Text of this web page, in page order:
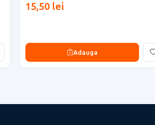
15,50 lei
Adauga